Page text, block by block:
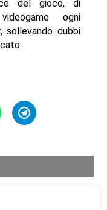
del gioco, di
ogni
sollevando dubbi